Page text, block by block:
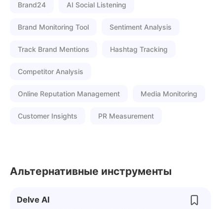
Brand24 AI Social Listening
Brand Monitoring Tool Sentiment Analysis
Track Brand Mentions Hashtag Tracking
Competitor Analysis
Online Reputation Management Media Monitoring
Customer Insights PR Measurement
Альтернативные инструменты
Delve AI